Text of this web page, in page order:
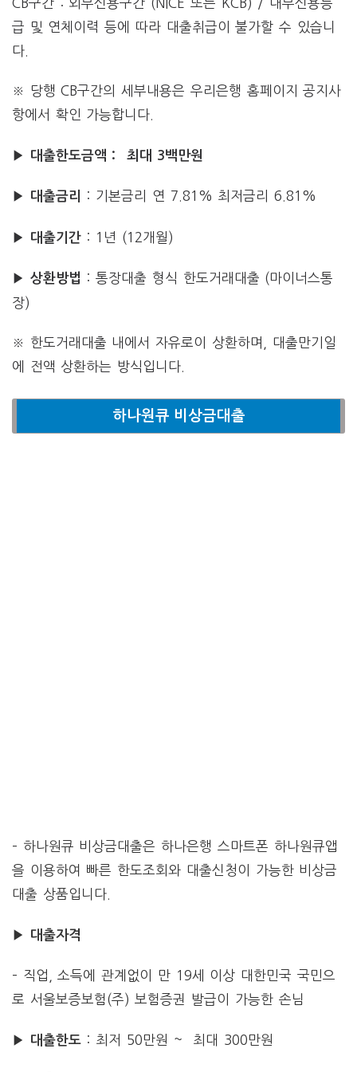
CB구간 : 외부신용구간 (NICE 또는 KCB) / 내부신용등
급 및 연체이력 등에 따라 대출취급이 불가할 수 있습니
다.
※ 당행 CB구간의 세부내용은 우리은행 홈페이지 공지사
항에서 확인 가능합니다.
▶ 대출한도금액 : 최대 3백만원
▶ 대출금리 : 기본금리 연 7.81% 최저금리 6.81%
▶ 대출기간 : 1년 (12개월)
▶ 상환방법 : 통장대출 형식 한도거래대출 (마이너스통
장)
※ 한도거래대출 내에서 자유로이 상환하며, 대출만기일
에 전액 상환하는 방식입니다.
하나원큐 비상금대출
– 하나원큐 비상금대출은 하나은행 스마트폰 하나원큐앱
을 이용하여 빠른 한도조회와 대출신청이 가능한 비상금
대출 상품입니다.
▶ 대출자격
– 직업, 소득에 관계없이 만 19세 이상 대한민국 국민으
로 서울보증보험(주) 보험증권 발급이 가능한 손님
▶ 대출한도 : 최저 50만원 ~ 최대 300만원